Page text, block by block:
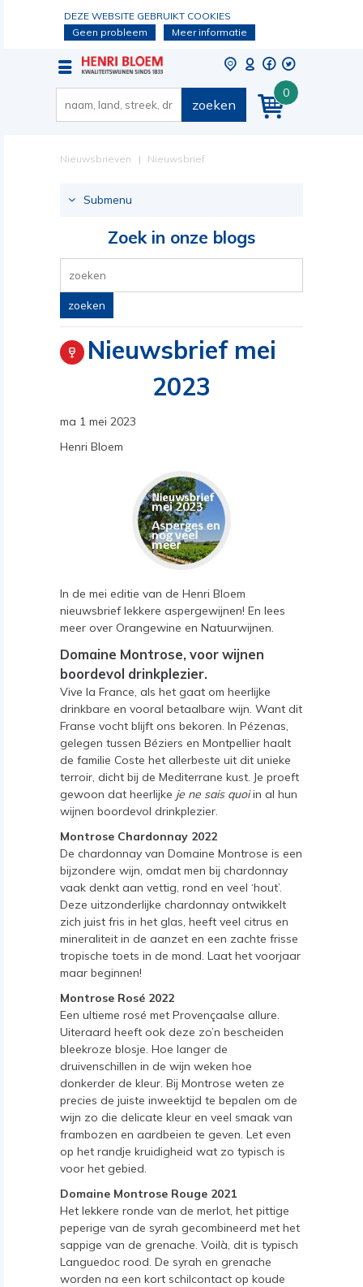
DEZE WEBSITE GEBRUIKT COOKIES
Geen probleem
Meer informatie
0
zoeken
Nieuwsbrieven Nieuwsbrief
Submenu
Zoek in onze blogs
zoeken
Nieuwsbrief mei
2023
ma 1 mei 2023
Henri Bloem
In de mei editie van de Henri Bloem
nieuwsbrief lekkere aspergewijnen! En lees
meer over Orangewine en Natuurwijnen.
Domaine Montrose, voor wijnen
boordevol drinkplezier.
Vive la France, als het gaat om heerlijke
drinkbare en vooral betaalbare wijn. Want dit
Franse vocht blijft ons bekoren. In Pézenas,
gelegen tussen Béziers en Montpellier haalt
de familie Coste het allerbeste uit dit unieke
terroir, dicht bij de Mediterrane kust. Je proeft
gewoon dat heerlijke je ne sais quoiin al hun
wijnen boordevol drinkplezier.
Montrose Chardonnay 2022
De chardonnay van Domaine Montrose is een
bijzondere wijn, omdat men bij chardonnay
vaak denkt aan vettig, rond en veel ‘hout’.
Deze uitzonderlijke chardonnay ontwikkelt
zich juist fris in het glas, heeft veel citrus en
mineraliteit in de aanzet en een zachte frisse
tropische toets in de mond. Laat het voorjaar
maar beginnen!
Montrose Rosé 2022
Een ultieme rosé met Provençaalse allure.
Uiteraard heeft ook deze zo’n bescheiden
bleekroze blosje. Hoe langer de
druivenschillen in de wijn weken hoe
donkerder de kleur. Bij Montrose weten ze
precies de juiste inweektijd te bepalen om de
wijn zo die delicate kleur en veel smaak van
frambozen en aardbeien te geven. Let even
op het randje kruidigheid wat zo typisch is
voor het gebied.
Domaine Montrose Rouge 2021
Het lekkere ronde van de merlot, het pittige
peperige van de syrah gecombineerd met het
sappige van de grenache. Voilà, dit is typisch
Languedoc rood. De syrah en grenache
worden na een kort schilcontact op koude